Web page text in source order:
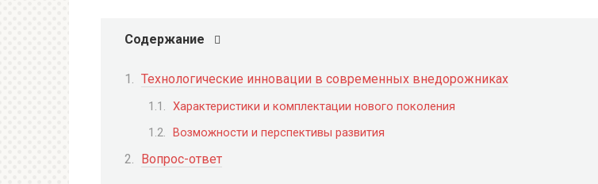
Содержание
Технологические инновации в современных внедорожниках
Характеристики и комплектации нового поколения
Возможности и перспективы развития
Вопрос-ответ